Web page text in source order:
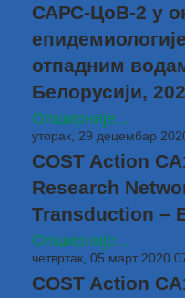
САРС-ЦоВ-2 у
отпадним
Белорусији,
Опширније...
уторак, 29 децембар
COST Action
Research
Transduction –
Опширније...
четвртак, 05 март 2020
COST Action